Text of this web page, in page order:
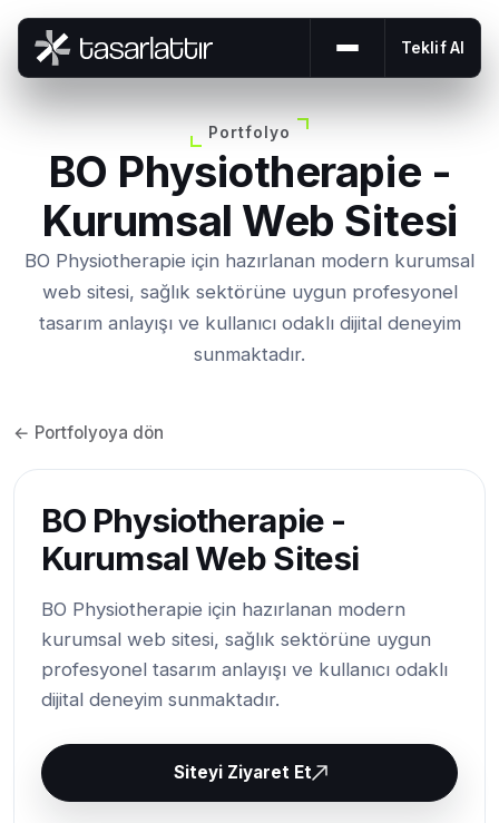
Menüyü aç veya
Teklif Al
Portfolyo
BO Physiotherapie -
Kurumsal Web Sitesi
BO Physiotherapie için hazırlanan modern kurumsal
web sitesi, sağlık sektörüne uygun profesyonel
tasarım anlayışı ve kullanıcı odaklı dijital deneyim
sunmaktadır.
← Portfolyoya dön
BO Physiotherapie -
Kurumsal Web Sitesi
BO Physiotherapie için hazırlanan modern
kurumsal web sitesi, sağlık sektörüne uygun
profesyonel tasarım anlayışı ve kullanıcı odaklı
dijital deneyim sunmaktadır.
Siteyi Ziyaret Et